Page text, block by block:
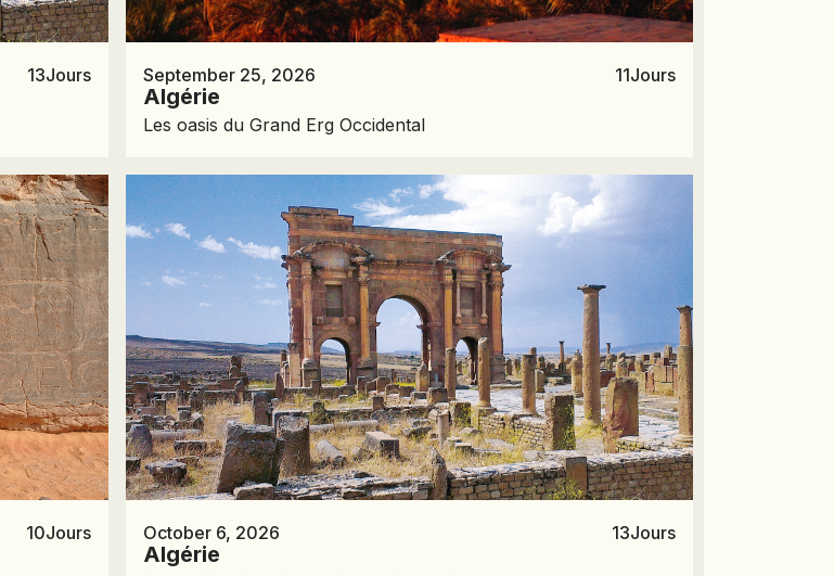
DU NORD
13Jours September 25, 2026 11Jours
Algérie
Les oasis du Grand Erg Occidental
10Jours October 6, 2026 13Jours
Algérie